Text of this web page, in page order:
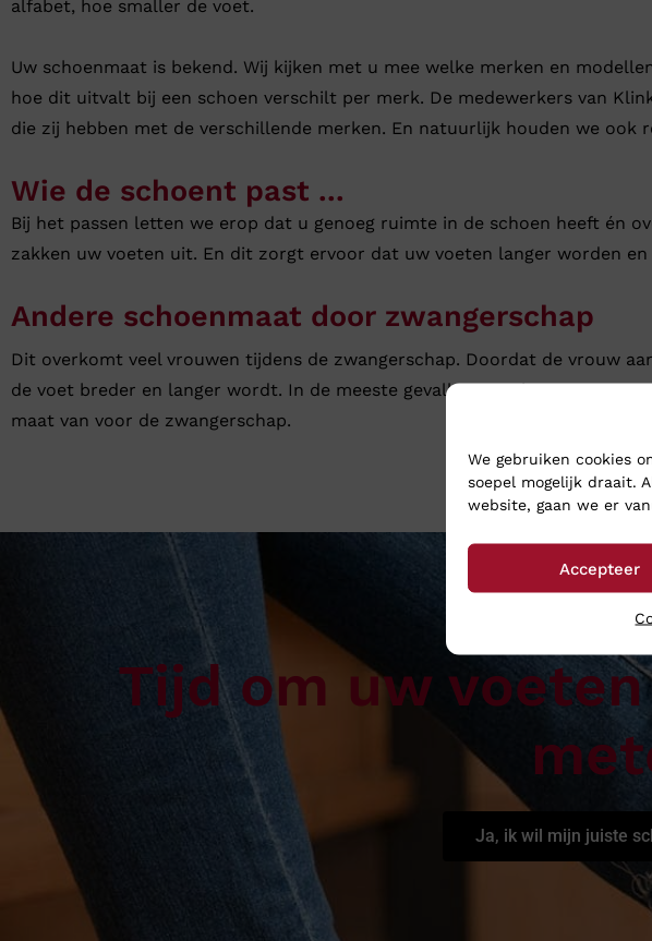
We gebruiken cookies
soepel mogelijk draait.
website, gaan we er
Accepteer
alfabet, hoe smaller de voet.
Uw schoenmaat is bekend. Wij kijken met u mee welke merken en
hoe dit uitvalt bij een schoen verschilt per merk. De medewerkers van
die zij hebben met de verschillende merken. En natuurlijk houden we ook
Wie de schoent past ...
Bij het passen letten we erop dat u genoeg ruimte in de schoen heeft én
zakken uw voeten uit. En dit zorgt ervoor dat uw voeten langer worden
Andere schoenmaat door zwangerschap
Dit overkomt veel vrouwen tijdens de zwangerschap. Doordat de vrouw
de voet breder en langer wordt. In de meeste gevallen gaat het om een
maat van voor de zwangerschap.
Tijd om uw
Ja, ik wil mijn juiste